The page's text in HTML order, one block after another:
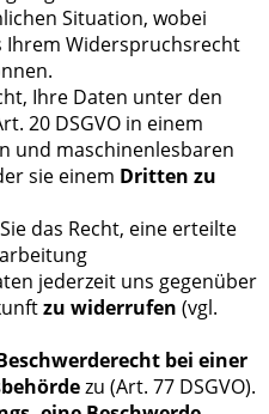
Situation, wobei
Ihrem Widerspruchsrecht
Ihre Daten unter den
20 DSGVO in einem
und maschinenlesbaren
sie einem Dritten zu
das Recht, eine erteilte
jederzeit uns gegenüber
zu widerrufen (vgl.
bei einer
zu (Art. 77 DSGVO).